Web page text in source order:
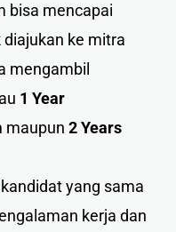
bisa mencapai
ke mitra
mengambil
1 Year
maupun 2 Years
yang sama
kerja dan